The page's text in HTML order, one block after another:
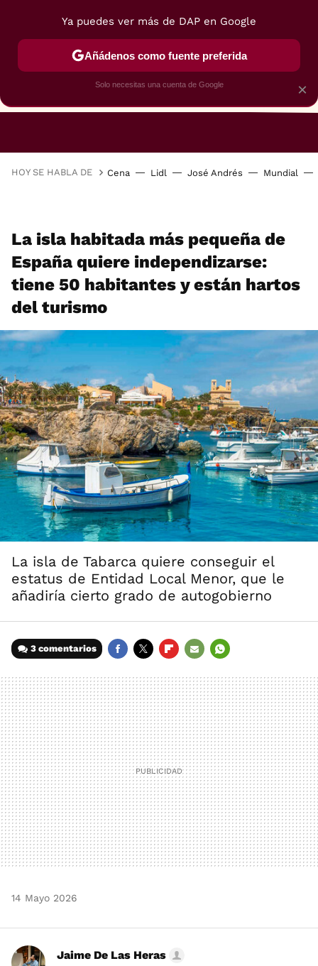
RESTAURANTES GASTROGUÍA
HOY SE HABLA DE Cena Lidl José Andrés Mundial
La isla habitada más pequeña de
España quiere independizarse:
tiene 50 habitantes y están hartos
del turismo
La isla de Tabarca quiere conseguir el
estatus de Entidad Local Menor, que le
añadiría cierto grado de autogobierno
3 comentarios
MAIL
14 Mayo 2026
Jaime De Las Heras
×
Ya puedes ver más de DAP en Google
Añádenos como fuente preferida
Solo necesitas una cuenta de Google